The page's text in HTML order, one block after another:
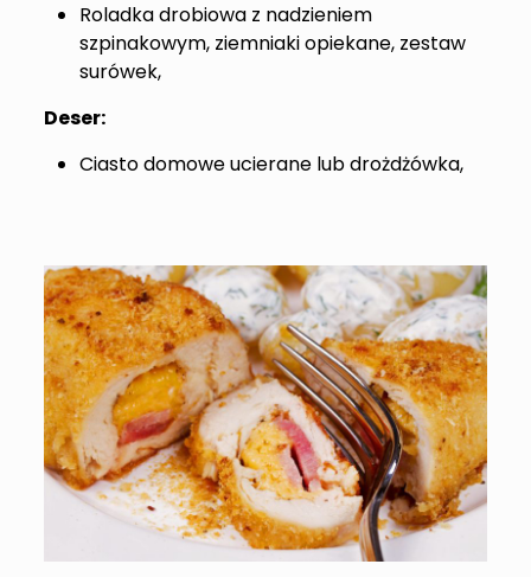
Roladka drobiowa z nadzieniem
szpinakowym, ziemniaki opiekane, zestaw
surówek,
Deser:
Ciasto domowe ucierane lub drożdżówka,